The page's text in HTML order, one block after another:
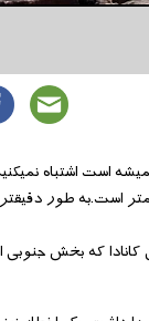
طور دقیقتر
که بخش جنوبی